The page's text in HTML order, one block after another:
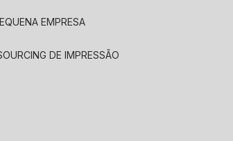
EMPRESA
DE IMPRESSÃO